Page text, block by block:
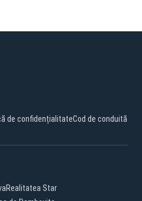
de confidențialitateCod de conduită
Realitatea Star